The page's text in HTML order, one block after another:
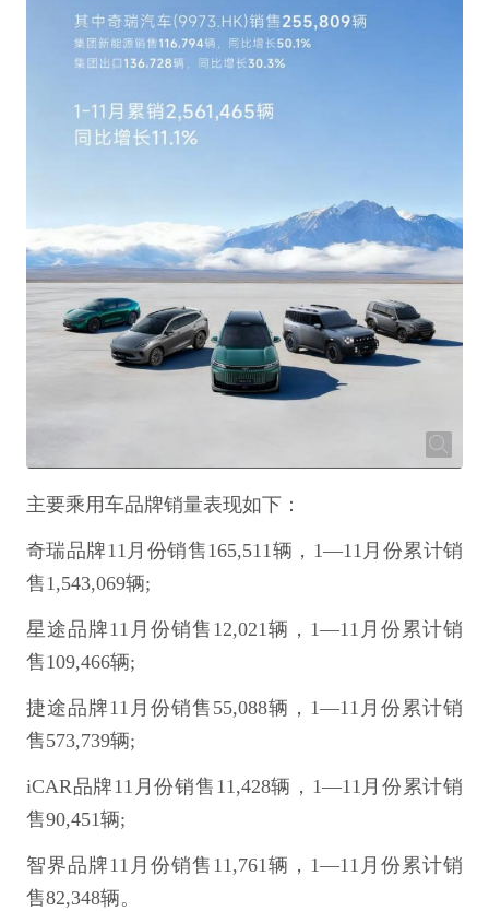
主要乘用车品牌销量表现如下：
奇瑞品牌11月份销售165,511辆，1—11月份累计销
售1,543,069辆;
星途品牌11月份销售12,021辆，1—11月份累计销
售109,466辆;
捷途品牌11月份销售55,088辆，1—11月份累计销
售573,739辆;
iCAR品牌11月份销售11,428辆，1—11月份累计销
售90,451辆;
智界品牌11月份销售11,761辆，1—11月份累计销
售82,348辆。